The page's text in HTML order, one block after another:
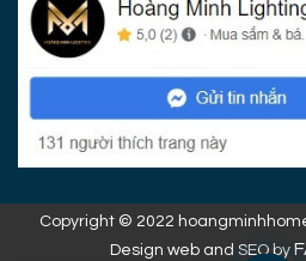
Copyright © 2022
Design web and SEO by